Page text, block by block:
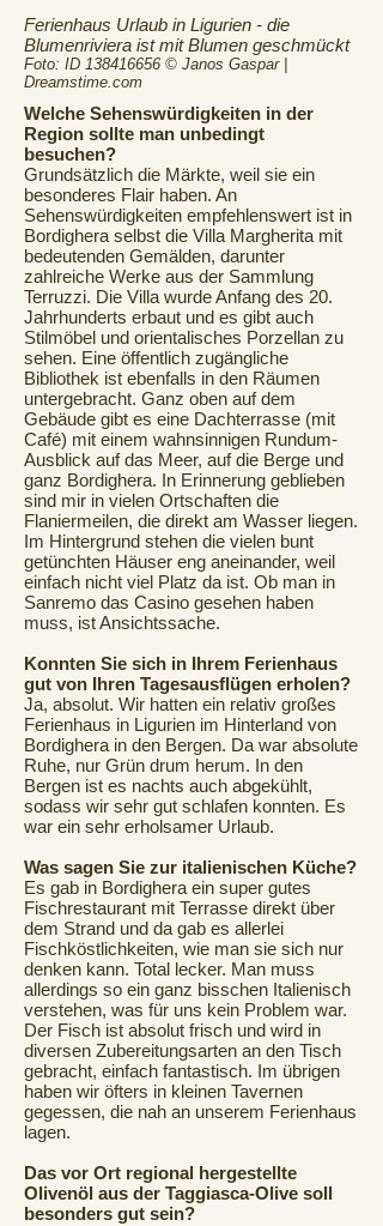
Ferienhaus Urlaub in Ligurien - die
Blumenriviera ist mit Blumen geschmückt
Foto: ID 138416656 © Janos Gaspar |
Dreamstime.com
Welche Sehenswürdigkeiten in der
Region sollte man unbedingt
besuchen?
Grundsätzlich die Märkte, weil sie ein
besonderes Flair haben. An
Sehenswürdigkeiten empfehlenswert ist in
Bordighera selbst die Villa Margherita mit
bedeutenden Gemälden, darunter
zahlreiche Werke aus der Sammlung
Terruzzi. Die Villa wurde Anfang des 20.
Jahrhunderts erbaut und es gibt auch
Stilmöbel und orientalisches Porzellan zu
sehen. Eine öffentlich zugängliche
Bibliothek ist ebenfalls in den Räumen
untergebracht. Ganz oben auf dem
Gebäude gibt es eine Dachterrasse (mit
Café) mit einem wahnsinnigen Rundum-
Ausblick auf das Meer, auf die Berge und
ganz Bordighera. In Erinnerung geblieben
sind mir in vielen Ortschaften die
Flaniermeilen, die direkt am Wasser liegen.
Im Hintergrund stehen die vielen bunt
getünchten Häuser eng aneinander, weil
einfach nicht viel Platz da ist. Ob man in
Sanremo das Casino gesehen haben
muss, ist Ansichtssache.
Konnten Sie sich in Ihrem Ferienhaus
gut von Ihren Tagesausflügen erholen?
Ja, absolut. Wir hatten ein relativ großes
Ferienhaus in Ligurien im Hinterland von
Bordighera in den Bergen. Da war absolute
Ruhe, nur Grün drum herum. In den
Bergen ist es nachts auch abgekühlt,
sodass wir sehr gut schlafen konnten. Es
war ein sehr erholsamer Urlaub.
Was sagen Sie zur italienischen Küche?
Es gab in Bordighera ein super gutes
Fischrestaurant mit Terrasse direkt über
dem Strand und da gab es allerlei
Fischköstlichkeiten, wie man sie sich nur
denken kann. Total lecker. Man muss
allerdings so ein ganz bisschen Italienisch
verstehen, was für uns kein Problem war.
Der Fisch ist absolut frisch und wird in
diversen Zubereitungsarten an den Tisch
gebracht, einfach fantastisch. Im übrigen
haben wir öfters in kleinen Tavernen
gegessen, die nah an unserem Ferienhaus
lagen.
Das vor Ort regional hergestellte
Olivenöl aus der Taggiasca-Olive soll
besonders gut sein?